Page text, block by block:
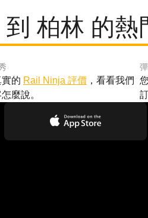
柏林 的熱
的 Rail Ninja 評價，看看我們
麼說。